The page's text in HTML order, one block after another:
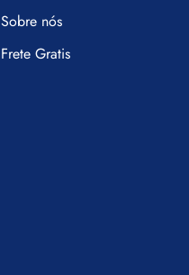
Sobre nós
Frete Gratis